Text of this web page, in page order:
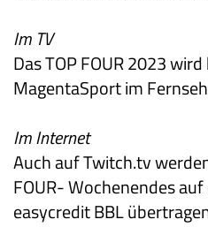
Im TV
Das TOP FOUR 2023
MagentaSport im
Im Internet
Auch auf Twitch.tv
FOUR- Wochenendes
easycredit BBL